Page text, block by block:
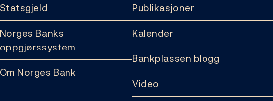
Statsgjeld
Norges Banks
oppgjørssystem
Om Norges Bank
Publikasjoner
Kalender
Bankplassen blogg
Video